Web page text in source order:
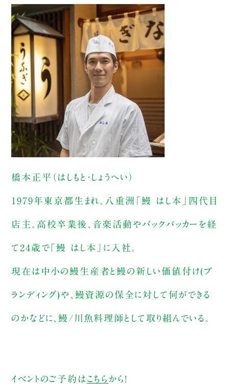
橋本正平（はしもと・しょうへい）
1979年東京都生まれ。八重洲「鰻 はし本」四代目
店主。高校卒業後、音楽活動やバックパッカーを経
て24歳で「鰻 はし本」に入社。
現在は中小の鰻生産者と鰻の新しい価値付け(ブ
ランディング)や、鰻資源の保全に対して何ができる
のかなどに、鰻/川魚料理師として取り組んでいる。
イベントのご予約は こちら から！